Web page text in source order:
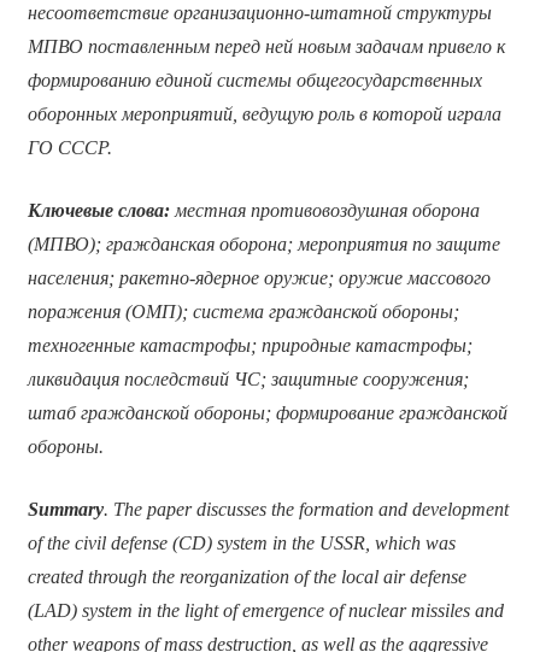
несоответствие организационно-штатной структуры
МПВО поставленным перед ней новым задачам привело к
формированию единой системы общегосударственных
оборонных мероприятий, ведущую роль в которой играла
ГО СССР.
Ключевые слова:местная противовоздушная оборона
(МПВО); гражданская оборона; мероприятия по защите
населения; ракетно-ядерное оружие; оружие массового
поражения (ОМП); система гражданской обороны;
техногенные катастрофы; природные катастрофы;
ликвидация последствий ЧС; защитные сооружения;
штаб гражданской обороны; формирование гражданской
обороны.
Summary. The paper discusses the formation and development
of the civil defense (CD) system in the USSR, which was
created through the reorganization of the local air defense
(LAD) system in the light of emergence of nuclear missiles and
other weapons of mass destruction, as well as the aggressive